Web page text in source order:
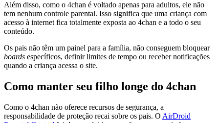
Além disso, como o 4chan é voltado apenas para adultos, ele não
tem nenhum controle parental. Isso significa que uma criança com
acesso à internet fica totalmente exposta ao 4chan e a todo o seu
conteúdo.
Os pais não têm um painel para a família, não conseguem bloquear
boards específicos, definir limites de tempo ou receber notificações
quando a criança acessa o site.
Como manter seu filho longe do 4chan
Como o 4chan não oferece recursos de segurança, a
responsabilidade de proteção recai sobre os pais. O AirDroid